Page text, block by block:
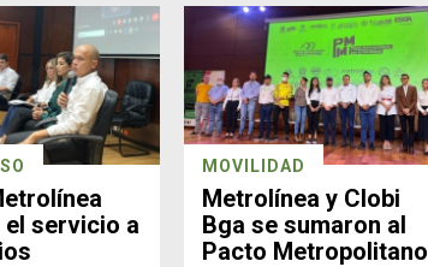
servicio a
MOVILIDAD
Metrolínea y Clobi
Bga se sumaron al
Pacto Metropolitano